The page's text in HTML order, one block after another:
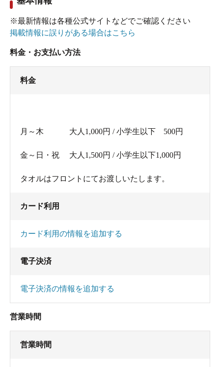
※最新情報は各種公式サイトなどでご確認ください
掲載情報に誤りがある場合はこちら
料金・お支払い方法
料金
月～木 大人1,000円 / 小学生以下 500円
金～日・祝 大人1,500円 / 小学生以下1,000円
タオルはフロントにてお渡しいたします。
カード利用
カード利用の情報を追加する
電子決済
電子決済の情報を追加する
営業時間
営業時間